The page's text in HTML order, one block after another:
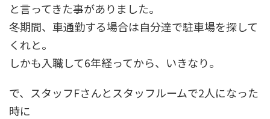
と言ってきた事がありました。
冬期間、車通勤する場合は自分達で駐車場を探して
くれと。
しかも入職して6年経ってから、いきなり。
で、スタッフFさんとスタッフルームで2人になった
時に